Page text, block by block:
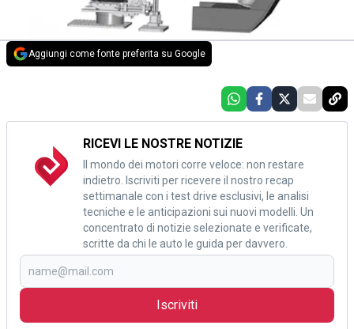
Aggiungi come fonte preferita su Google
RICEVI LE NOSTRE NOTIZIE
Il mondo dei motori corre veloce: non restare
indietro. Iscriviti per ricevere il nostro recap
settimanale con i test drive esclusivi, le analisi
tecniche e le anticipazioni sui nuovi modelli. Un
concentrato di notizie selezionate e verificate,
scritte da chi le auto le guida per davvero.
Iscriviti